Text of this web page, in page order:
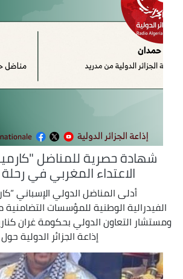
شهادة حصرية للمناضل
الاعتداء المغربي في
أدلى المناضل الدولي الإسباني
الفيدرالية الوطنية للمؤسسات
ومستشار التعاون الدولي بحكومة غران
إذاعة الجزائر الدولية